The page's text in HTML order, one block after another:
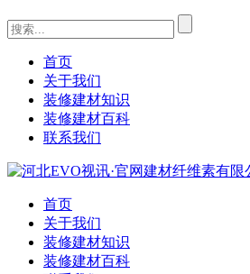
首页
关于我们
装修建材知识
装修建材百科
联系我们
首页
关于我们
装修建材知识
装修建材百科